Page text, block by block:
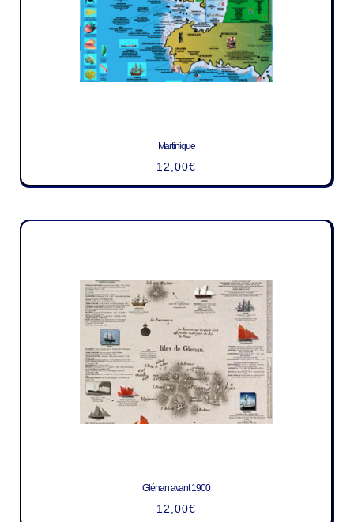
Martinique
12,00€
Glénan avant 1900
12,00€